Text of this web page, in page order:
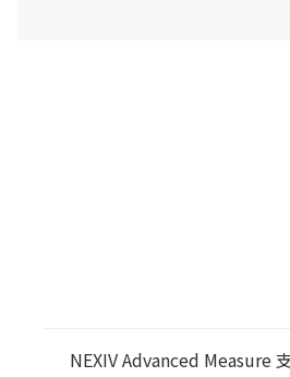
NEXIV Advanced Measure